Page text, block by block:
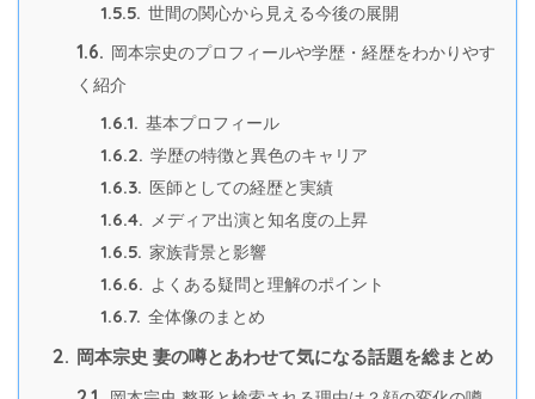
1.5.5. 世間の関心から見える今後の展開
1.6. 岡本宗史のプロフィールや学歴・経歴をわかりやす
く紹介
1.6.1. 基本プロフィール
1.6.2. 学歴の特徴と異色のキャリア
1.6.3. 医師としての経歴と実績
1.6.4. メディア出演と知名度の上昇
1.6.5. 家族背景と影響
1.6.6. よくある疑問と理解のポイント
1.6.7. 全体像のまとめ
2. 岡本宗史 妻の噂とあわせて気になる話題を総まとめ